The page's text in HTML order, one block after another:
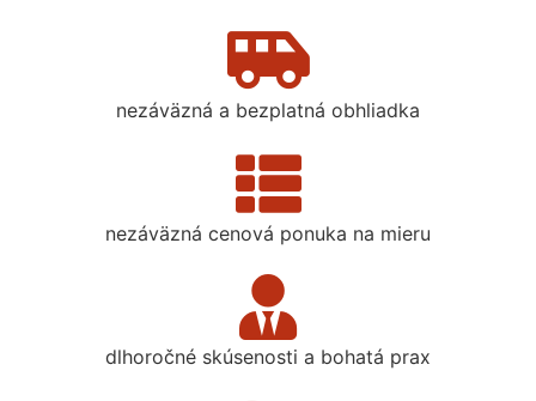
nezáväzná a bezplatná obhliadka
nezáväzná cenová ponuka na mieru
dlhoročné skúsenosti a bohatá prax